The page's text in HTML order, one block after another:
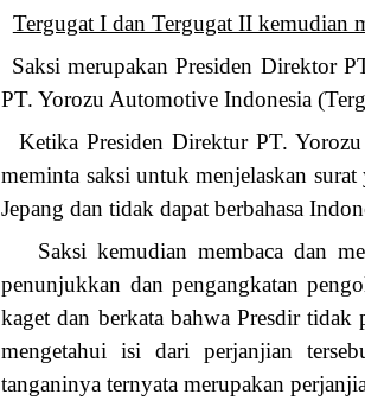
Tergugat I dan Tergugat II kemudian
Saksi merupakan Presiden Direktor
PT. Yorozu Automotive Indonesia
Ketika Presiden Direktur PT.
meminta saksi untuk menjelaskan
Jepang dan tidak dapat berbahasa
Saksi kemudian membaca dan
penunjukkan dan pengangkatan
kaget dan berkata bahwa Presdir tidak
mengetahui isi dari perjanjian
tanganinya ternyata merupakan